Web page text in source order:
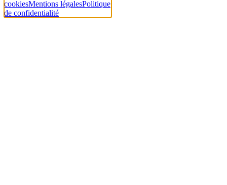
cookiesMentions légalesPolitique
de confidentialité